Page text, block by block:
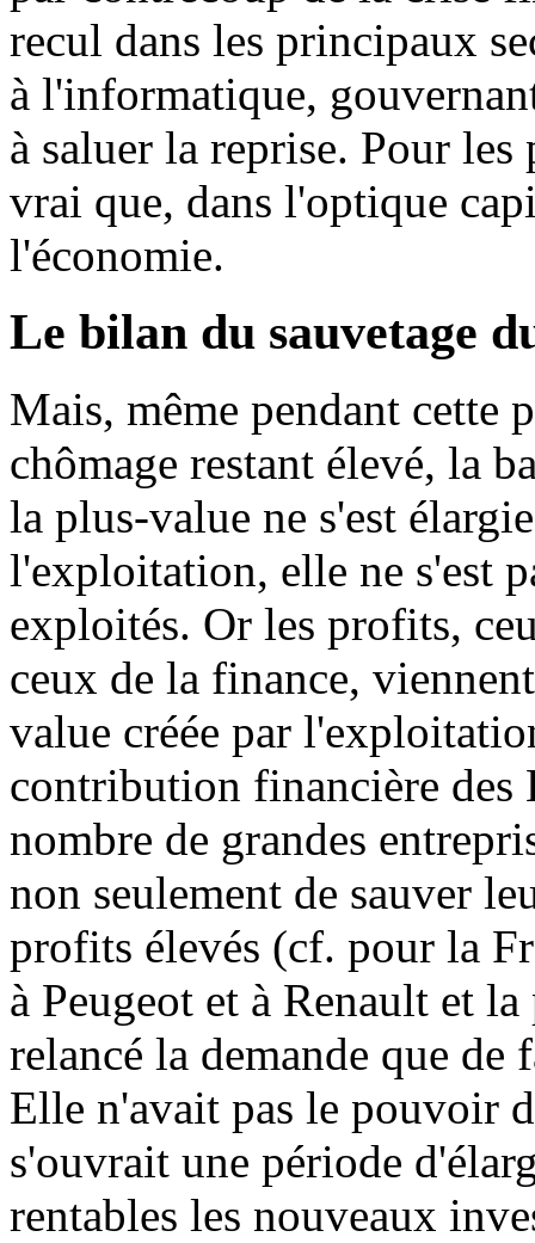
recul dans les principaux
à l'informatique,
à saluer la reprise. Pour
vrai que, dans l'optique
l'économie.
Le bilan du sauvetage
Mais, même pendant cette
chômage restant élevé, la
la plus-value ne s'est
l'exploitation, elle ne s'est
exploités. Or les profits,
ceux de la finance,
value créée par
contribution financière des
nombre de grandes
non seulement de sauver
profits élevés (cf. pour la
à Peugeot et à Renault et
relancé la demande que
Elle n'avait pas le pouvoir
s'ouvrait une période
rentables les nouveaux